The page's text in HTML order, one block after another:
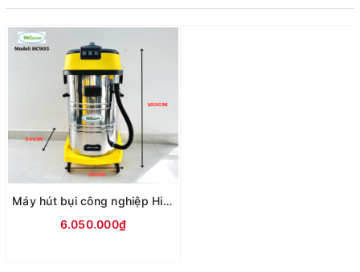
Máy hút bụi công nghiệp HiClean HC 903
6.050.000₫